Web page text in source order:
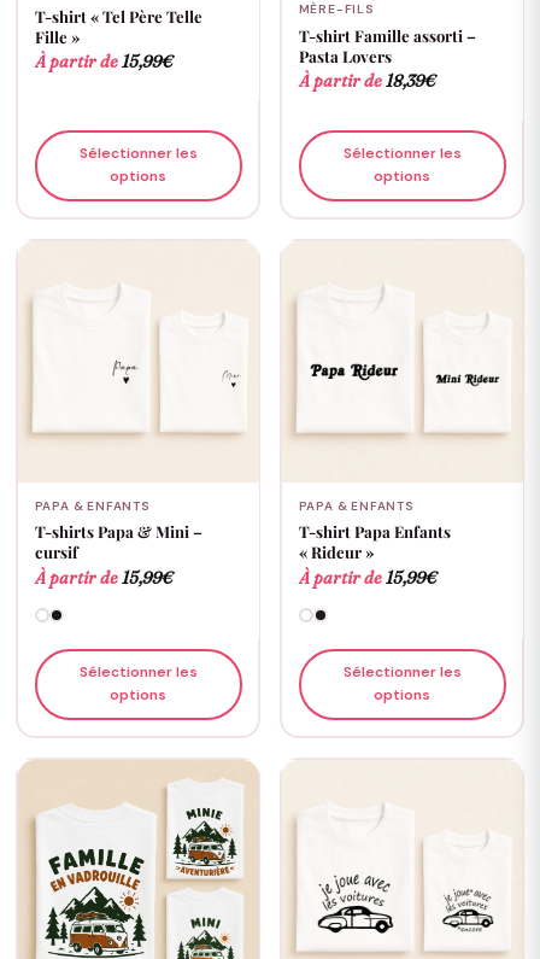
T-shirt « Tel Père Telle
Fille »
À partir de15,99€
Sélectionner les
options
MÈRE-FILS
T-shirt Famille assorti –
Pasta Lovers
À partir de18,39€
Sélectionner les
options
PAPA & ENFANTS
T-shirts Papa & Mini –
cursif
À partir de 15,99€
Sélectionner les
options
PAPA & ENFANTS
T-shirt Papa Enfants
« Rideur »
À partir de 15,99€
Sélectionner les
options